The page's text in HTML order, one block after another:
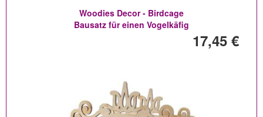
Woodies Decor - Birdcage
Bausatz für einen Vogelkäfig
17,45 €